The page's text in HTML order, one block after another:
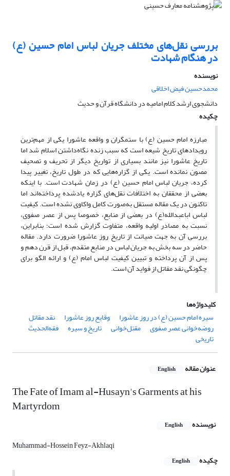
بررسی نقل‌های مختلف جریان لباس امام حسین (ع)
در هنگام شهادت
نویسنده
محمدحسین فیض اخلاقی
دانشجوی ارشد کلام امامیه در دانشگاه قرآن و حدیث
چکیده
مبارزه امام حسین (ع) با ستمگران و واقعه عاشورا یکی از مهم‌ترین
رویدادهای تاریخ شیعه است که سبب زنده نگاه‌داشتن اسلام شد اما
تاریخ عاشورا نیز مانند بسیاری از تواریخ دیگر از تحریف و تصحیف
مصون نمانده است. یکی از گزاره‌هایی که در طول تاریخ، تغییر پیدا
کرده، جریان لباس امام حسین (ع) در زمان شهادت است. با اینکه
بعضی از محققان به اختلافات نقل‌های گزاره یادشده پرداخته‌اند اما
تاکنون در یک مقاله مستقل به‌صورت کامل واکاوی نشده است. کیفیت
لباس اباعبدالله(ع) در بعضی از منابع، خصوصا پس از عصر صفوی،
نسبت به مصادر اولیه واقعه، متفاوت گزارش شده است؛ بنابراین،
بررسی آن به جهت صیانت از تاریخ روز عاشورا ضرورت دارد. مقاله
حاضر در سه بخش به جریان لباس در منابع متقدم، قبل از قرن دهم و
پس از آن پرداخته و تبیین کیفیت لباس امام (ع) و ارائه الگو برای
چگونگی نقد مقاتل از فواید آن است.
کلیدواژه‌ها
سیره امام حسین (ع) در روز عاشورا
وقایع روز عاشورا نقد مقاتل
روضه‌خوانی عصر صفوی مقتل‌خوانی تاریخ و سیره فقه‌الحدیث
تاریخی
عنوان مقاله English
The Fate of Imam al-Husayn's Garments at his
Martyrdom
نویسنده English
Muhammad-Hossein Feyz-Akhlaqi
چکیده
English